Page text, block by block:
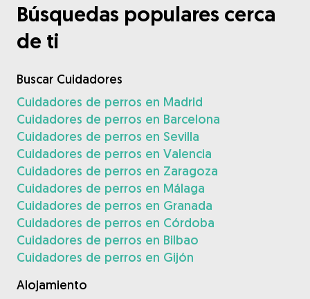
Búsquedas populares cerca
de ti
Buscar Cuidadores
Cuidadores de perros en Madrid
Cuidadores de perros en Barcelona
Cuidadores de perros en Sevilla
Cuidadores de perros en Valencia
Cuidadores de perros en Zaragoza
Cuidadores de perros en Málaga
Cuidadores de perros en Granada
Cuidadores de perros en Córdoba
Cuidadores de perros en Bilbao
Cuidadores de perros en Gijón
Alojamiento